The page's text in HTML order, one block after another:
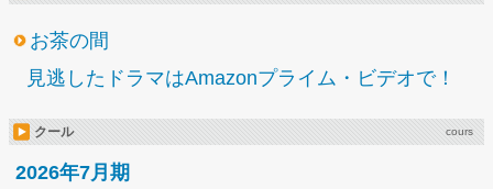
お茶の間
見逃したドラマはAmazonプライム・ビデオで！
クール cours
2026年7月期